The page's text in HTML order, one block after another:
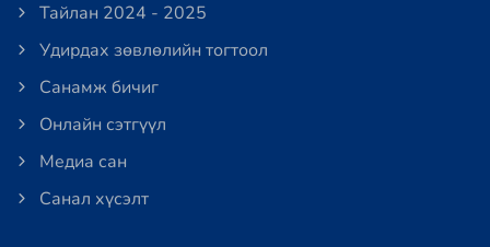
Тайлан 2024 - 2025
Удирдах зөвлөлийн тогтоол
Санамж бичиг
Онлайн сэтгүүл
Медиа сан
Санал хүсэлт